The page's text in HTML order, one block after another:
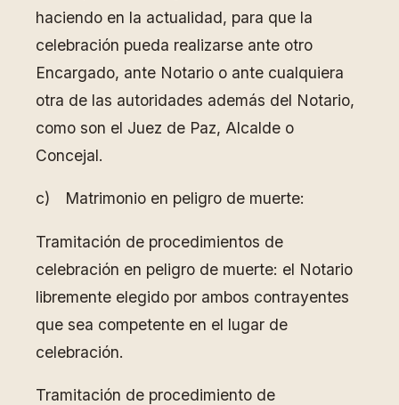
haciendo en la actualidad, para que la
celebración pueda realizarse ante otro
Encargado, ante Notario o ante cualquiera
otra de las autoridades además del Notario,
como son el Juez de Paz, Alcalde o
Concejal.
c) Matrimonio en peligro de muerte:
Tramitación de procedimientos de
celebración en peligro de muerte: el Notario
libremente elegido por ambos contrayentes
que sea competente en el lugar de
celebración.
Tramitación de procedimiento de